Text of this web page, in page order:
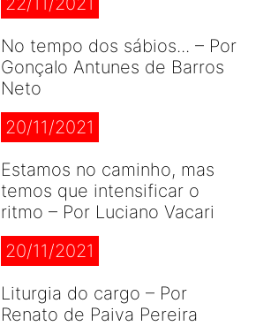
No tempo dos sábios... – Por
Gonçalo Antunes de Barros
Neto
20/11/2021
Estamos no caminho, mas
temos que intensificar o
ritmo – Por Luciano Vacari
20/11/2021
Liturgia do cargo – Por
Renato de Paiva Pereira